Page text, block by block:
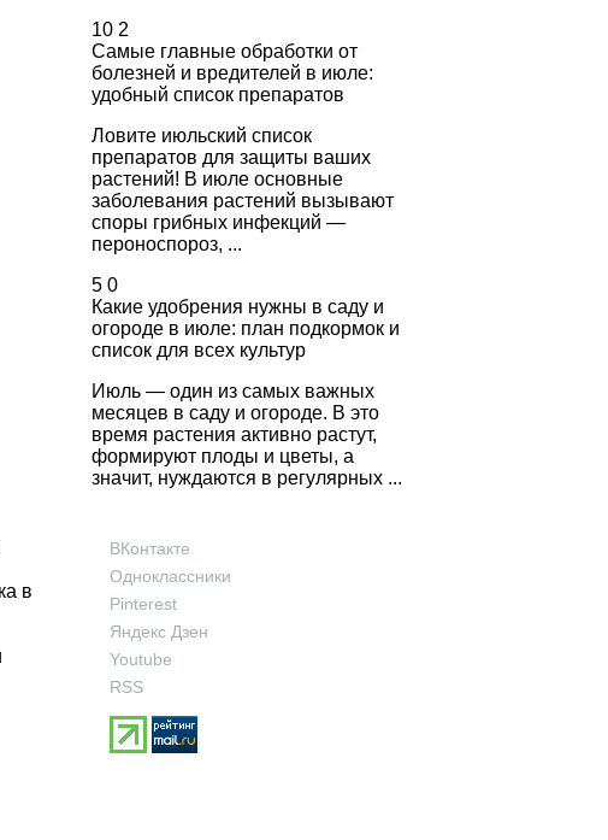
10 2
Самые главные обработки от
болезней и вредителей в июле:
удобный список препаратов
Ловите июльский список
препаратов для защиты ваших
растений! В июле основные
заболевания растений вызывают
споры грибных инфекций —
пероноспороз, ...
5 0
Какие удобрения нужны в саду и
огороде в июле: план подкормок и
список для всех культур
Июль — один из самых важных
месяцев в саду и огороде. В это
время растения активно растут,
формируют плоды и цветы, а
значит, нуждаются в регулярных ...
в
ВКонтакте
Одноклассники
Pinterest
Яндекс Дзен
Youtube
RSS